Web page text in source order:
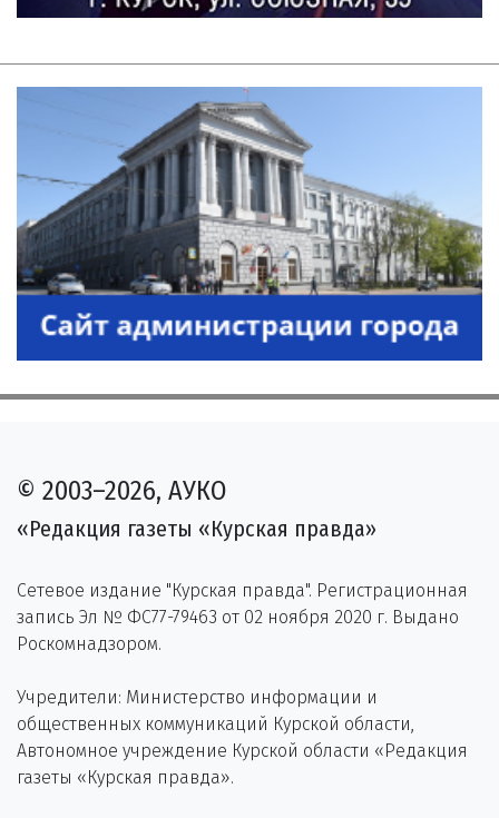
© 2003–2026, АУКО
«Редакция газеты «Курская правда»
Сетевое издание "Курская правда". Регистрационная
запись Эл № ФС77-79463 от 02 ноября 2020 г. Выдано
Роскомнадзором.
Учредители: Министерство информации и
общественных коммуникаций Курской области,
Автономное учреждение Курской области «Редакция
газеты «Курская правда».